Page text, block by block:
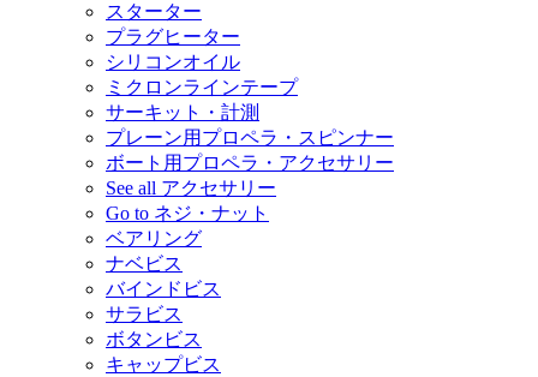
スターター
プラグヒーター
シリコンオイル
ミクロンラインテープ
サーキット・計測
プレーン用プロペラ・スピンナー
ボート用プロペラ・アクセサリー
See all アクセサリー
Go to ネジ・ナット
ベアリング
ナベビス
バインドビス
サラビス
ボタンビス
キャップビス